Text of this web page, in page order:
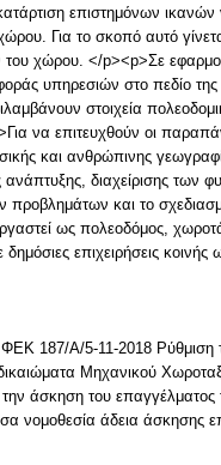
επιστημόνων ικανών
χώρου. Για το σκοπό αυτό
χώρου. </p><p>Σε
υπηρεσιών στο πεδίο
στοιχεία
να επιτευχθούν οι
και ανθρώπινης
διαχείρισης των
και το
ως πολεοδόμος,
επιχειρήσεις κοινής
187/Α/5-11-2018 Ρύθμιση
Μηχανικού
άσκηση του επαγγέλματος
νομοθεσία άδεια άσκησης